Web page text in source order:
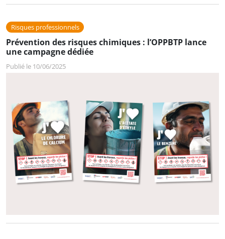
Risques professionnels
Prévention des risques chimiques : l’OPPBTP lance
une campagne dédiée
Publié le 10/06/2025